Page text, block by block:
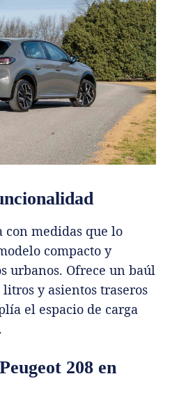
con medidas que lo
compacto y
urbanos. Ofrece un baúl
y asientos traseros
el espacio de carga
208 en